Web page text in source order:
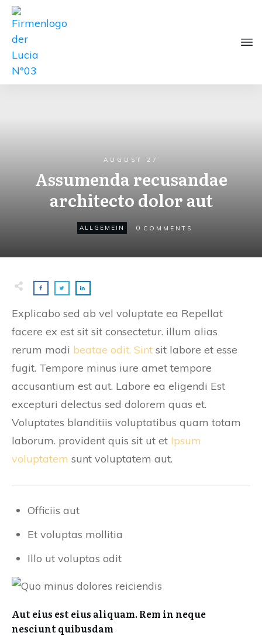
AUGUST 27
Assumenda recusandae
architecto dolor aut
ALLGEMEIN 0 COMMENTS
Explicabo sed ab vel voluptate ea Repellat
facere ex est sit sit consectetur. illum alias
rerum modi beatae odit. Sint sit labore et esse
fugit. Tempore minus iure amet tempore
accusantium est aut. Labore ea eligendi Est
excepturi delectus sed dolorem quas et.
Voluptates blanditiis voluptatibus quam totam
laborum. provident quis sit ut et Ipsum
voluptatem sunt voluptatem aut.
Officiis aut
Et voluptas mollitia
Illo ut voluptas odit
Aut eius est eius aliquam. Rem in neque
nesciunt quibusdam